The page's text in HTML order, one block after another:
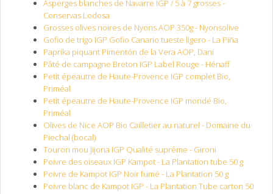
Asperges blanches de Navarre IGP / 5 à 7 grosses -
Conservas Lodosa
Grosses olives noires de Nyons AOP 350g - Nyonsolive
Gofio de trigo IGP Gofio Canario tueste ligero - La Piña
Paprika piquant Pimentón de la Vera AOP, Dani
Pâté de campagne Breton IGP Label Rouge - Hénaff
Petit épeautre de Haute-Provence IGP complet Bio,
Priméal
Petit épeautre de Haute-Provence IGP mondé Bio,
Priméal
Olives de Nice AOP Bio Cailletier au naturel - Domaine du
Piechal (bocal)
Touron mou Jijona IGP Qualité suprême - Gironi
Poivre des oiseaux IGP Kampot - La Plantation tube 50 g
Poivre de Kampot IGP Noir fumé - La Plantation 50 g
Poivre blanc de Kampot IGP - La Plantation Tube carton 50